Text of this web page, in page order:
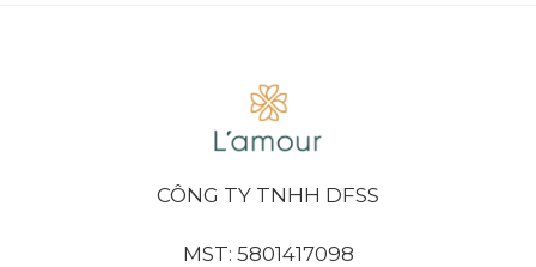
CÔNG TY TNHH DFSS
MST: 5801417098